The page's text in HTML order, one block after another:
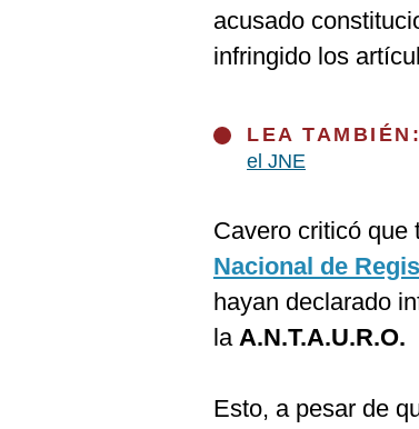
acusado
infringido los
LEA TAMBIÉN:
el JNE
Cavero criticó que
Nacional de
hayan declarado
la A.N.T.A.U.R.O.
Esto, a pesar de